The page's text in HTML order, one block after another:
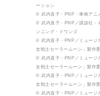
ーション
© 武内直子・PNP・東映アニ
© 武内直子・PNP／講談社・
ンニング・ドワンゴ
© 武内直子・PNP／ミュージ
女戦士セーラームーン」製作
© 武内直子・PNP／ミュージ
女戦士セーラームーン」製作
© 武内直子・PNP／ミュージ
女戦士セーラームーン」製作
© 武内直子・PNP／ミュージ